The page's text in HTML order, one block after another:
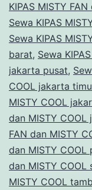
KIPAS MISTY
Sewa KIPAS
Sewa KIPAS
barat, Sewa
jakarta pusat,
COOL jakarta
MISTY COOL
dan MISTY COOL
FAN dan MISTY
dan MISTY
dan MISTY COOL
MISTY COOL